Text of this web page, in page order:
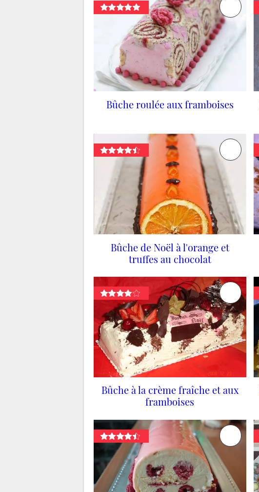
Bûche roulée aux framboises
Bûche de Noël à l'orange et
truffes au chocolat
Bûche à la crème fraîche et aux
framboises